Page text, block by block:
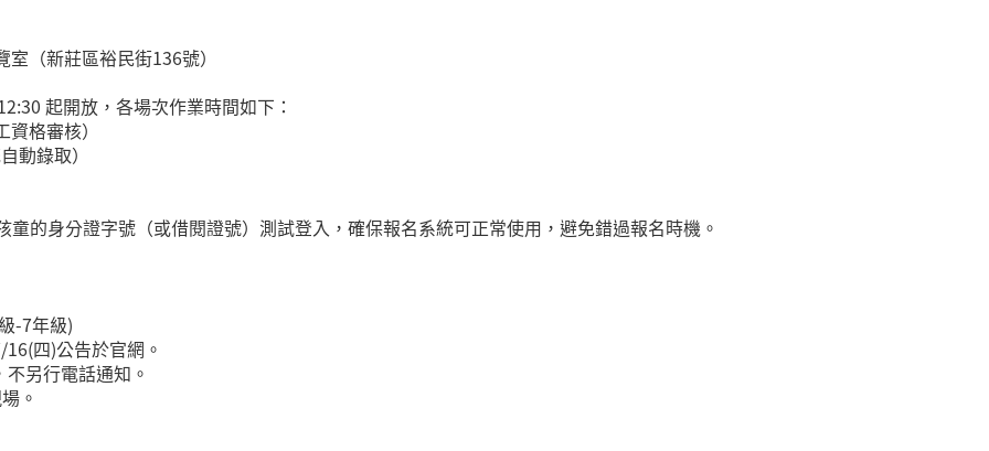
（新莊區裕民街136號）
起開放，各場次作業時間如下：
格審核）
動錄取）
的身分證字號（或借閱證號）測試登入，確保報名系統可正常使用，避免錯過報名時機。
-7年級)
四)公告於官網。
另行電話通知。
。